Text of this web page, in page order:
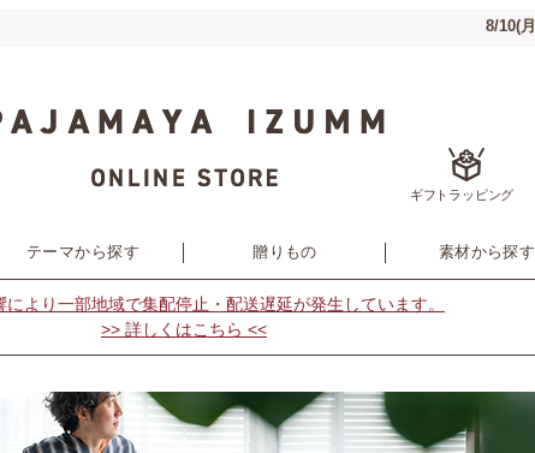
ギフトラッピング
テーマから探す 贈りもの 素材から探す
により一部地域で集配停止・配送遅延が発生しています。
>> 詳しくはこちら <<